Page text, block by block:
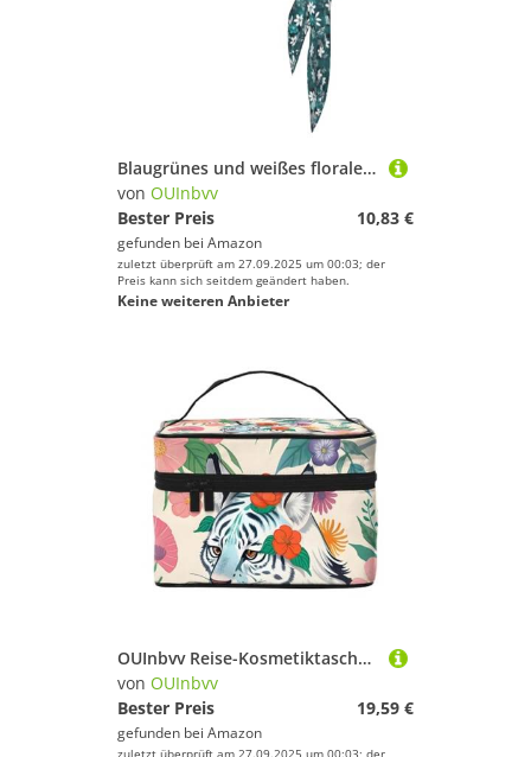
Blaugrünes und weißes florales Sportbandage-Kopftuch ist Unisex, leicht und bequem, geeignet für alle Arten von Sportszenen
von OUInbvv
Bester Preis
10,83 €
gefunden bei Amazon
zuletzt überprüft am 27.09.2025 um 00:03; der
Preis kann sich seitdem geändert haben.
Keine weiteren Anbieter
OUInbvv Reise-Kosmetiktasche mit niedlichem Tiger, mit Organizer mit mehreren Fächern, großes Fassungsvermögen, Polyester-Twill-Tasche für Fitnessstudio, Camping und Geschäftsreisen
von OUInbvv
Bester Preis
19,59 €
gefunden bei Amazon
zuletzt überprüft am 27.09.2025 um 00:03; der